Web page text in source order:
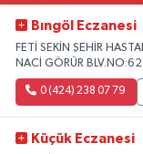
Bıngöl Eczanesi
FETİ SEKİN ŞEHİR
NACİ GÖRÜR
0 (424) 238 07 79
Küçük Eczanesi